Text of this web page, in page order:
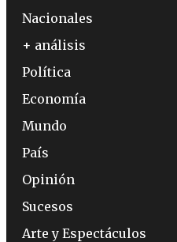
Nacionales
+ análisis
Política
Economía
Mundo
País
Opinión
Sucesos
Arte y Espectáculos